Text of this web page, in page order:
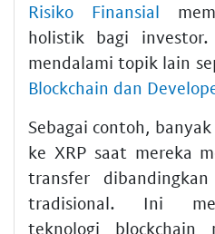
Risiko Finansial
holistik bagi
mendalami topik lain
Blockchain dan
Sebagai contoh,
ke XRP saat mereka
transfer
tradisional. Ini
teknologi